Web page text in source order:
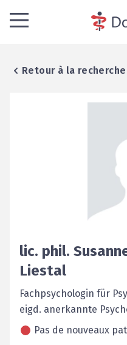
Retour à la recherche
lic. phil.
Liestal
Fachpsychologin für
eigd. anerkannte
Pas de nouveaux